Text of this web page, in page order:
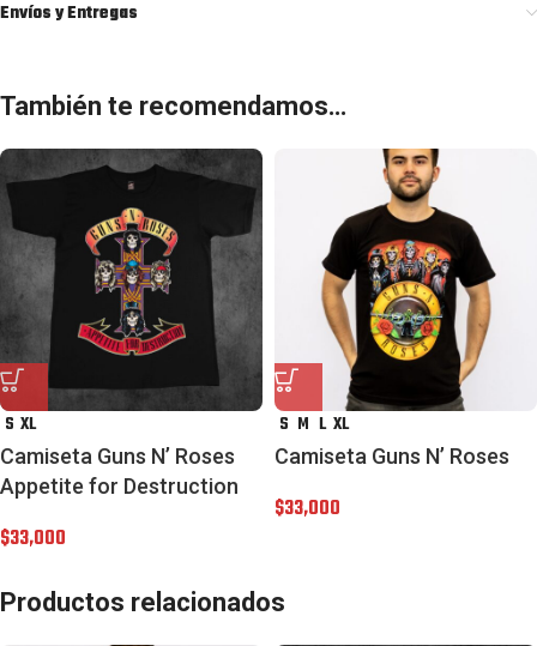
Envíos y Entregas
También te recomendamos…
S XL
Camiseta Guns N’ Roses
Appetite for Destruction
$33,000
S M L XL
Camiseta Guns N’ Roses
$33,000
Productos relacionados